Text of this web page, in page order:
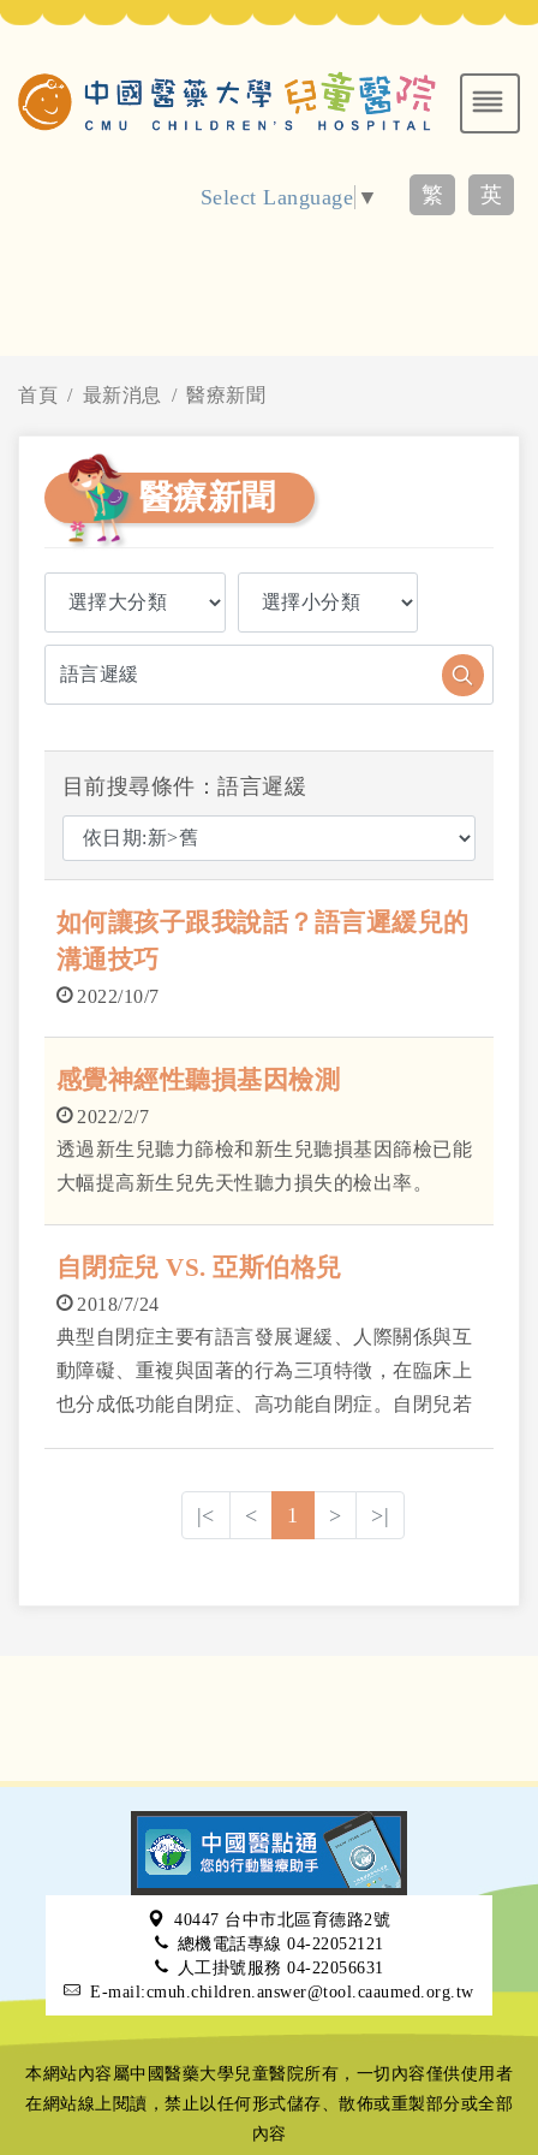
Select Language ▼ 繁 英
首頁 最新消息 醫療新聞
醫療新聞
目前搜尋條件：語言遲緩
如何讓孩子跟我說話？語言遲緩兒的
溝通技巧
2022/10/7
感覺神經性聽損基因檢測
2022/2/7
透過新生兒聽力篩檢和新生兒聽損基因篩檢已能
大幅提高新生兒先天性聽力損失的檢出率。
自閉症兒 VS. 亞斯伯格兒
2018/7/24
典型自閉症主要有語言發展遲緩、人際關係與互
動障礙、重複與固著的行為三項特徵，在臨床上
也分成低功能自閉症、高功能自閉症。自閉兒若
「高功能自閉症」，反之，持續各方面的發展遲
緩則視為「低功能自閉症」。
|< < 1 > >|
40447 台中市北區育德路2號
總機電話專線 04-22052121
人工掛號服務 04-22056631
E-mail:cmuh.children.answer@tool.caaumed.org.tw
本網站內容屬中國醫藥大學兒童醫院所有，一切內容僅供使用者
在網站線上閱讀，禁止以任何形式儲存、散佈或重製部分或全部
內容